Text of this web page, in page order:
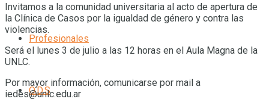
Profesionales
O.D.S
Invitamos a la comunidad universitaria al acto de apertura de
la Clínica de Casos por la igualdad de género y contra las
violencias.
Será el lunes 3 de julio a las 12 horas en el Aula Magna de la
UNLC.
Por mayor información, comunicarse por mail a
iedes@unlc.edu.ar